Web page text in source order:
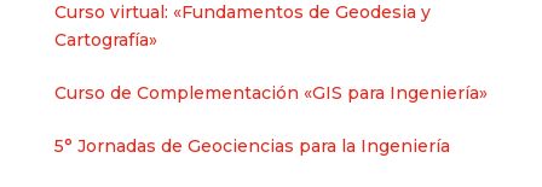
Curso virtual: «Fundamentos de Geodesia y
Cartografía»
Curso de Complementación «GIS para Ingeniería»
5° Jornadas de Geociencias para la Ingeniería